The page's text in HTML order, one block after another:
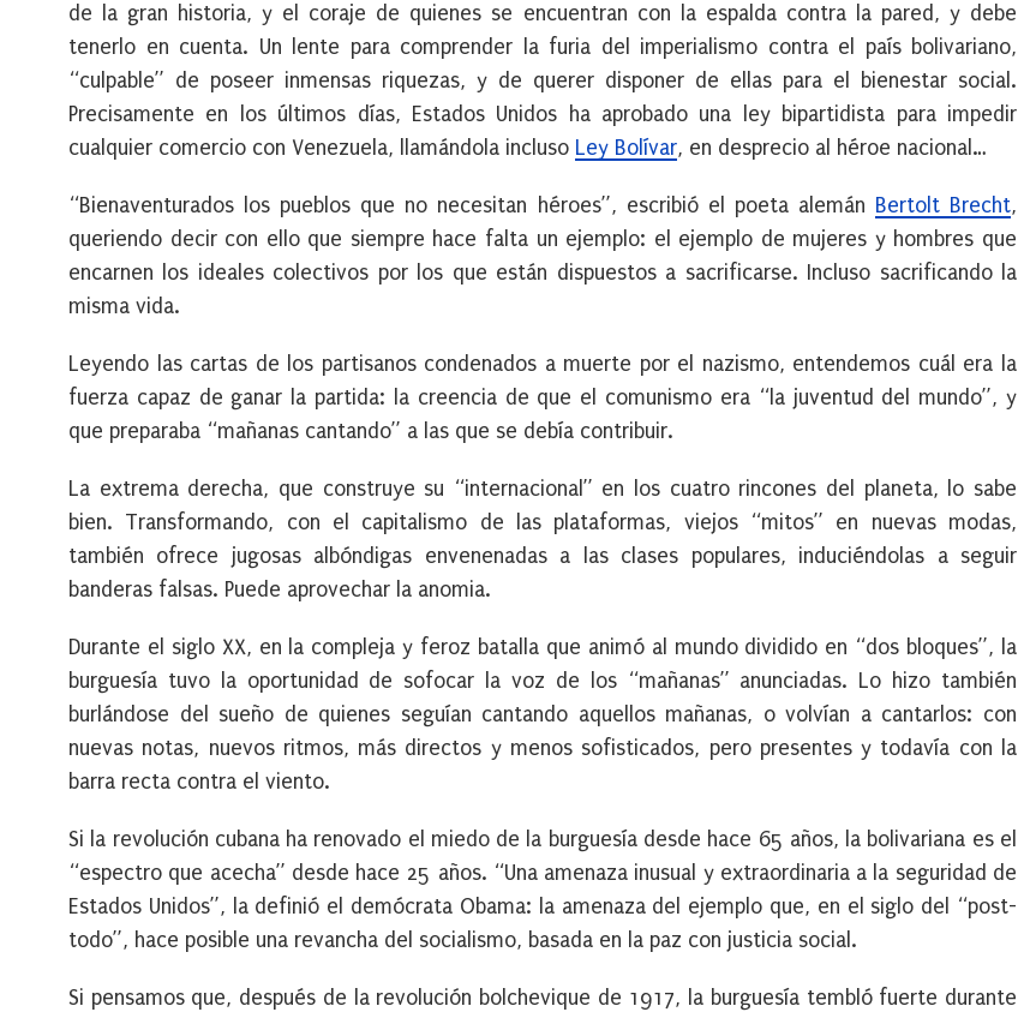
de la gran historia, y el coraje de quienes se encuentran con la espalda contra la pared, y debe
tenerlo en cuenta. Un lente para comprender la furia del imperialismo contra el país bolivariano,
“culpable” de poseer inmensas riquezas, y de querer disponer de ellas para el bienestar social.
Precisamente en los últimos días, Estados Unidos ha aprobado una ley bipartidista para impedir
cualquier comercio con Venezuela, llamándola incluso Ley Bolívar, en desprecio al héroe nacional…
“Bienaventurados los pueblos que no necesitan héroes”, escribió el poeta alemán Bertolt Brecht,
queriendo decir con ello que siempre hace falta un ejemplo: el ejemplo de mujeres y hombres que
encarnen los ideales colectivos por los que están dispuestos a sacrificarse. Incluso sacrificando la
misma vida.
Leyendo las cartas de los partisanos condenados a muerte por el nazismo, entendemos cuál era la
fuerza capaz de ganar la partida: la creencia de que el comunismo era “la juventud del mundo”, y
que preparaba “mañanas cantando” a las que se debía contribuir.
La extrema derecha, que construye su “internacional” en los cuatro rincones del planeta, lo sabe
bien. Transformando, con el capitalismo de las plataformas, viejos “mitos” en nuevas modas,
también ofrece jugosas albóndigas envenenadas a las clases populares, induciéndolas a seguir
banderas falsas. Puede aprovechar la anomia.
Durante el siglo XX, en la compleja y feroz batalla que animó al mundo dividido en “dos bloques”, la
burguesía tuvo la oportunidad de sofocar la voz de los “mañanas” anunciadas. Lo hizo también
burlándose del sueño de quienes seguían cantando aquellos mañanas, o volvían a cantarlos: con
nuevas notas, nuevos ritmos, más directos y menos sofisticados, pero presentes y todavía con la
barra recta contra el viento.
Si la revolución cubana ha renovado el miedo de la burguesía desde hace 65 años, la bolivariana es el
“espectro que acecha” desde hace 25 años. “Una amenaza inusual y extraordinaria a la seguridad de
Estados Unidos”, la definió el demócrata Obama: la amenaza del ejemplo que, en el siglo del “post-
todo”, hace posible una revancha del socialismo, basada en la paz con justicia social.
Si pensamos que, después de la revolución bolchevique de 1917, la burguesía tembló fuerte durante